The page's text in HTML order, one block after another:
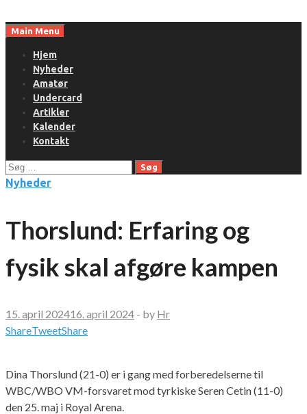
toMain Menu
Hjem
Nyheder
Amatør
Undercard
Artikler
Kalender
Kontakt
Søg
efter:
Nyheder
Thorslund: Erfaring og
fysik skal afgøre kampen
15. april 202416. april 2024 - by Hr
ShareTweetShare
Dina Thorslund (21-0) er i gang med forberedelserne til
WBC/WBO VM-forsvaret mod tyrkiske Seren Cetin (11-0)
den 25. maj i Royal Arena.